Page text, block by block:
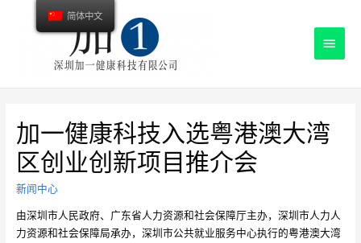
主
加一健康科技入选粤港澳大湾
区创业创新项目推介会
新闻中心
由深圳市人民政府、广东省人力资源和社会保障厅主办，深圳市人力人
力资源和社会保障局承办，深圳市公共就业服务中心执行的粤港澳大湾
简体中文